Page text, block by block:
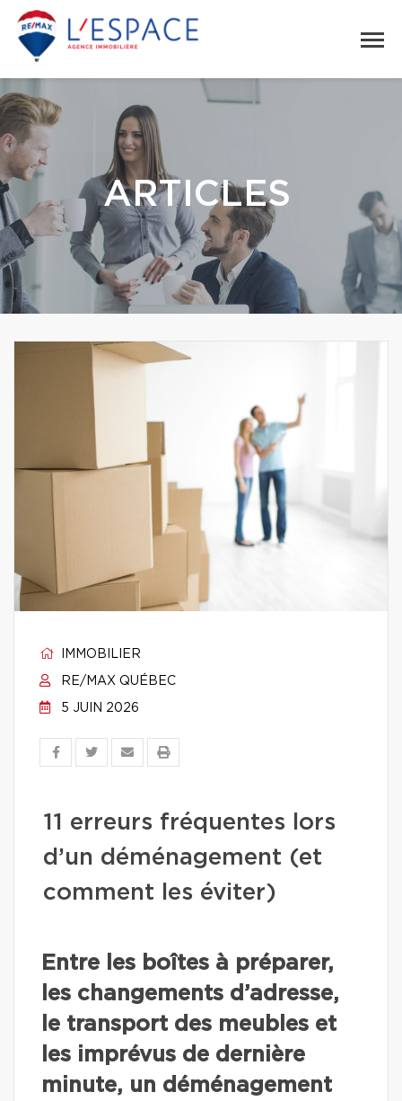
ARTICLES
IMMOBILIER
RE/MAX QUÉBEC
5 JUIN 2026
11 erreurs fréquentes lors
d’un déménagement (et
comment les éviter)
Entre les boîtes à préparer,
les changements d’adresse,
le transport des meubles et
les imprévus de dernière
minute, un déménagement